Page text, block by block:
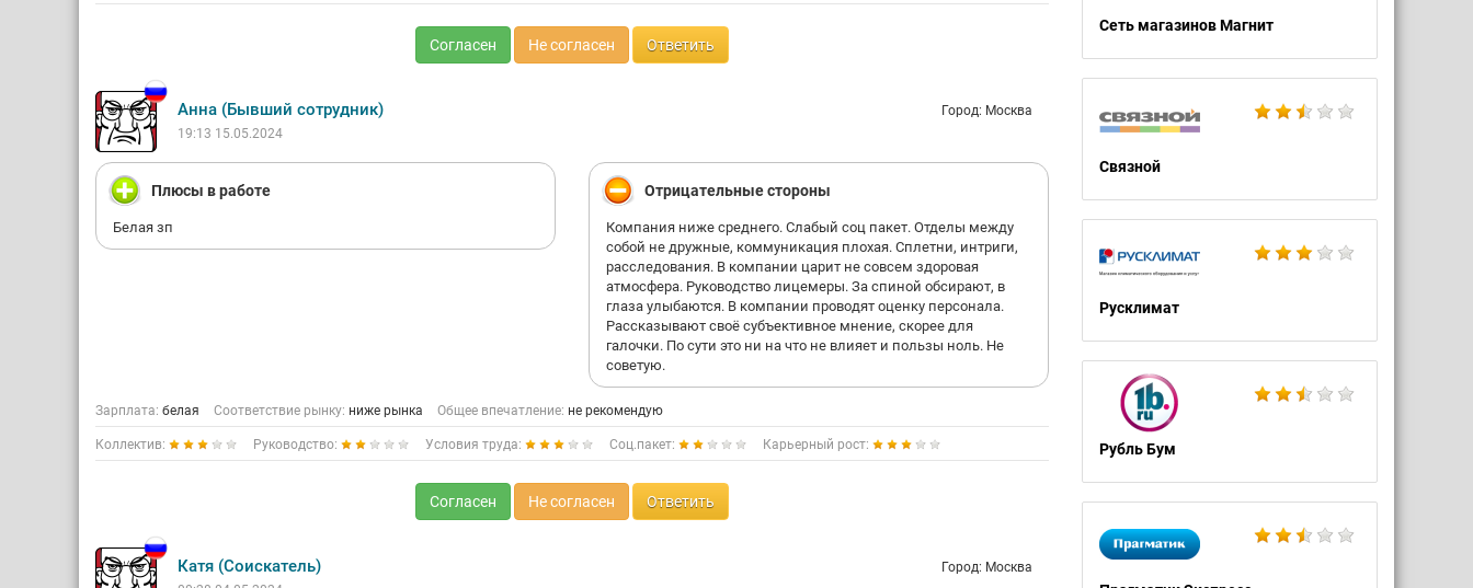
Сеть магазинов Магнит
Связной
Русклимат
Рубль Бум
Согласен Не согласен Ответить
Анна (Бывший сотрудник)
Город: Москва
19:13 15.05.2024
Плюсы в работе
Белая зп
Отрицательные стороны
Компания ниже среднего. Слабый соц пакет. Отделы между
собой не дружные, коммуникация плохая. Сплетни, интриги,
расследования. В компании царит не совсем здоровая
атмосфера. Руководство лицемеры. За спиной обсирают, в
глаза улыбаются. В компании проводят оценку персонала.
Рассказывают своё субъективное мнение, скорее для
галочки. По сути это ни на что не влияет и пользы ноль. Не
советую.
Зарплата: белая Соответствие рынку: ниже рынка Общее впечатление: не рекомендую
Коллектив: Руководство: Условия труда: Соц.пакет: Карьерный рост:
Согласен Не согласен Ответить
Катя (Соискатель)
Город: Москва